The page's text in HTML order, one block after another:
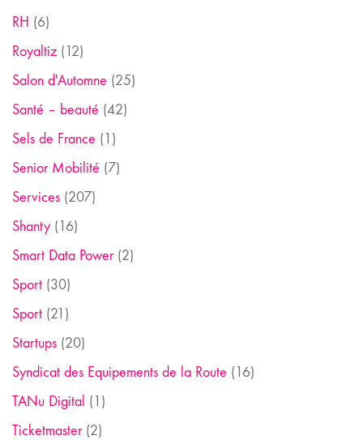
RH (6)
Royaltiz (12)
Salon d'Automne (25)
Santé – beauté (42)
Sels de France (1)
Senior Mobilité (7)
Services (207)
Shanty (16)
Smart Data Power(2)
Sport (30)
Sport (21)
Startups (20)
Syndicat des Equipements de la Route (16)
TANu Digital (1)
Ticketmaster(2)